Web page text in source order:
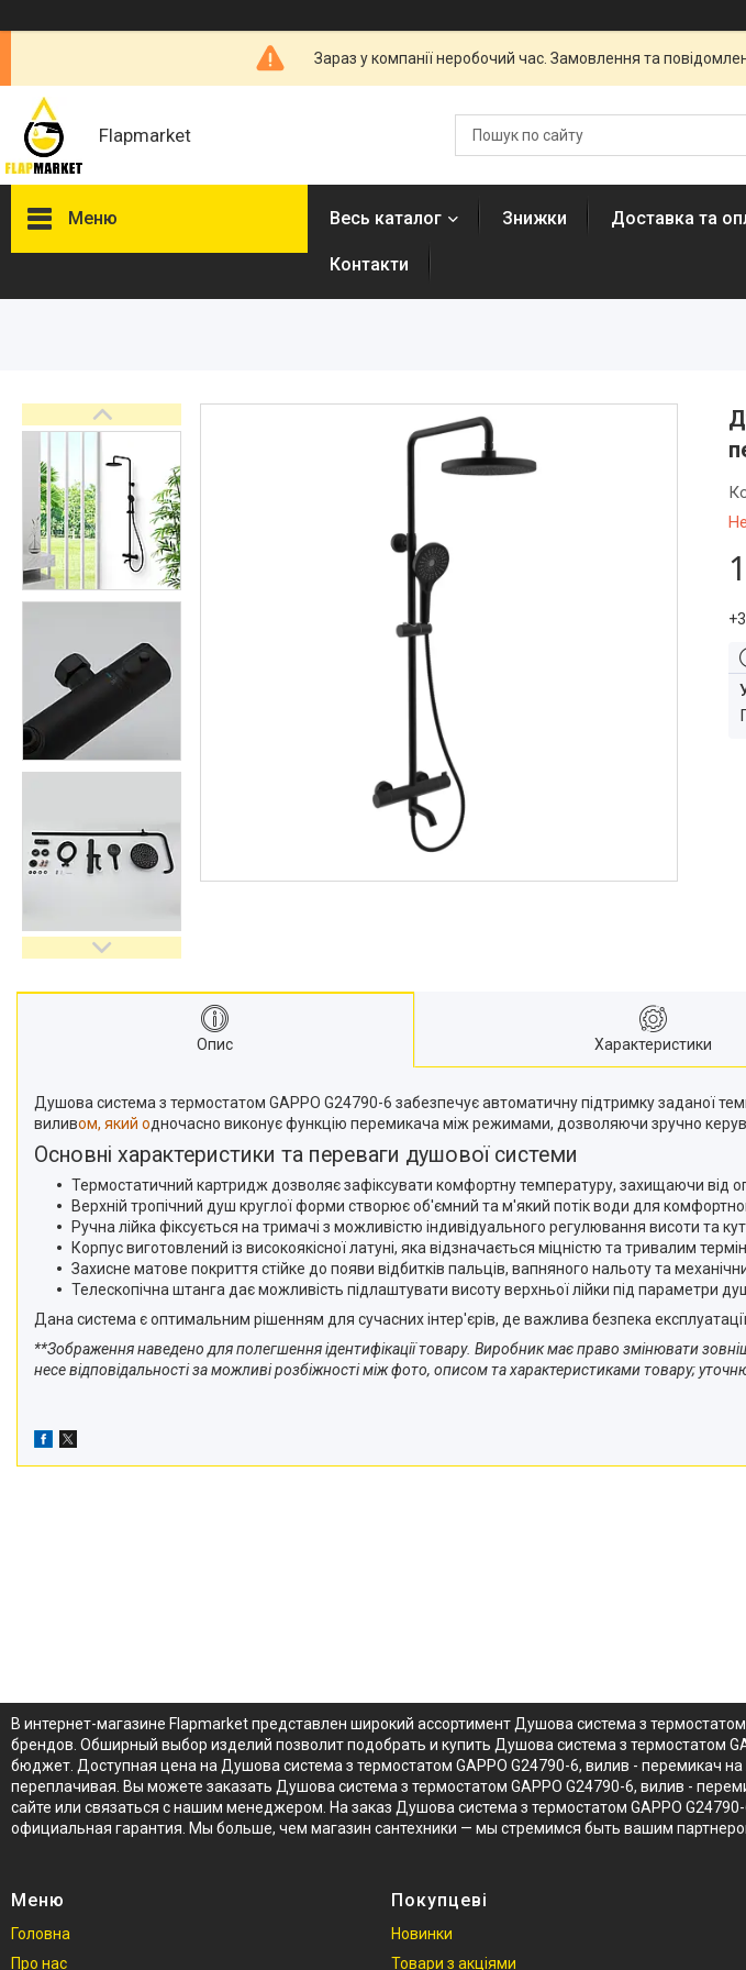
Зараз у компанії неробочий час. Замовлення та
Flapmarket
Меню
Душові трапи, дренажні
Аксесуари для ванної
кімнати
Запчастини та комплектуючі
Гнучкі шланги (підведення)
Рушникосушарки
Матеріали для влаштування
теплої підлоги
Запірно-регулююча
Фільтри для води
Насосне обладнання
Пакувальні сантехнічні
Весь каталог Знижки Доставка та
Контакти
Опис Характеристики
Душова система з термостатом GAPPO G24790-6 забезпечує автоматичну підтримку заданої
виливом, який одночасно виконує функцію перемикача між режимами, дозволяючи зручно
Основні характеристики та переваги душової системи
Термостатичний картридж дозволяє зафіксувати комфортну температуру, захищаючи від
Верхній тропічний душ круглої форми створює об'ємний та м'який потік води для
Ручна лійка фіксується на тримачі з можливістю індивідуального регулювання висоти та
Корпус виготовлений із високоякісної латуні, яка відзначається міцністю та тривалим
Захисне матове покриття стійке до появи відбитків пальців, вапняного нальоту та
Телескопічна штанга дає можливість підлаштувати висоту верхньої лійки під параметри
Дана система є оптимальним рішенням для сучасних інтер'єрів, де важлива безпека
**Зображення наведено для полегшення ідентифікації товару. Виробник має право змінювати
несе відповідальності за можливі розбіжності між фото, описом та характеристиками товару;
В интернет-магазине Flapmarket представлен широкий ассортимент Душова система з
брендов. Обширный выбор изделий позволит подобрать и купить Душова система з термостатом
бюджет. Доступная цена на Душова система з термостатом GAPPO G24790-6, вилив - перемикач
переплачивая. Вы можете заказать Душова система з термостатом GAPPO G24790-6, вилив -
сайте или связаться с нашим менеджером. На заказ Душова система з термостатом GAPPO
официальная гарантия. Мы больше, чем магазин сантехники — мы стремимся быть вашим
Меню
Головна
Про нас
Покупцеві
Новинки
Товари з акціями